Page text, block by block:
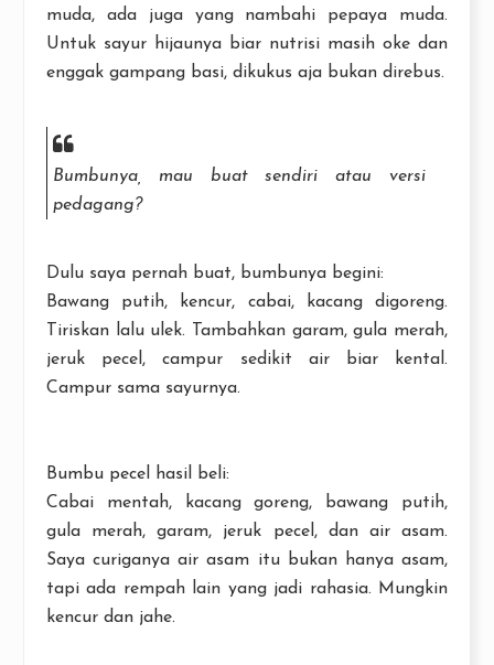
muda, ada juga yang nambahi pepaya muda.
Untuk sayur hijaunya biar nutrisi masih oke dan
enggak gampang basi, dikukus aja bukan direbus.
Bumbunya, mau buat sendiri atau versi
pedagang?
Dulu saya pernah buat, bumbunya begini:
Bawang putih, kencur, cabai, kacang digoreng.
Tiriskan lalu ulek. Tambahkan garam, gula merah,
jeruk pecel, campur sedikit air biar kental.
Campur sama sayurnya.
Bumbu pecel hasil beli:
Cabai mentah, kacang goreng, bawang putih,
gula merah, garam, jeruk pecel, dan air asam.
Saya curiganya air asam itu bukan hanya asam,
tapi ada rempah lain yang jadi rahasia. Mungkin
kencur dan jahe.